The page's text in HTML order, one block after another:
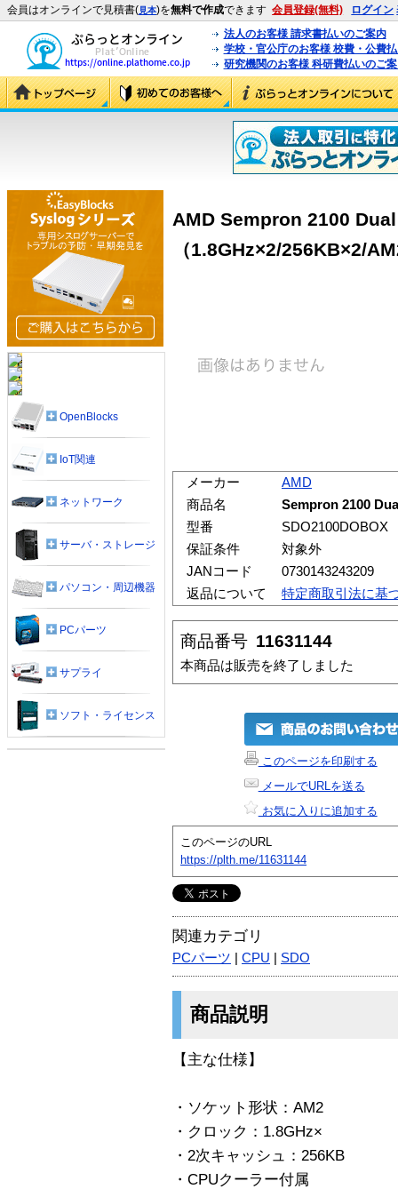
会員はオンラインで見積書(見本)を無料で作成できます 会員登録(無料) ログイン
法人のお客様 請求書払いのご案内
学校・官公庁のお客様 校費・公費
研究機関のお客様 科研費払いのご
AMD Sempron 2100
（1.8GHz×2/256KB×2/
メーカー
AMD
商品名
Sempron 2100
型番
SDO2100DOBOX
保証条件
対象外
JANコード
0730143243209
返品について
特定商取引法に基
商品番号 11631144
本商品は販売を終了しました
このページを印刷する
メールでURLを送る
お気に入りに追加する
このページのURL
https://plth.me/11631144
関連カテゴリ
PCパーツ CPU SDO
商品説明
【主な仕様】
・ソケット形状：AM2
・クロック：1.8GHz×
・2次キャッシュ：256KB
・CPUクーラー付属
OpenBlocks
IoT関連
ネットワーク
サーバ・ストレージ
パソコン・周辺機器
PCパーツ
サプライ
ソフト・ライセンス